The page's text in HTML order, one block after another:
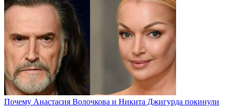
Почему Анастасия Волочкова и Никита Джигурда покинули